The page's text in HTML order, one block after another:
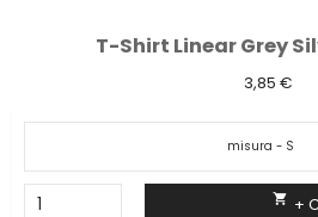
T-Shirt Linear Grey
3,85 €
 +